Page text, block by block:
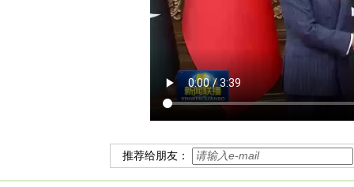
推荐给朋友：